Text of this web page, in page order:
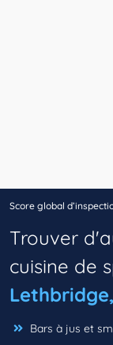
Score global
Trouver
cuisine de
Bars à jus et